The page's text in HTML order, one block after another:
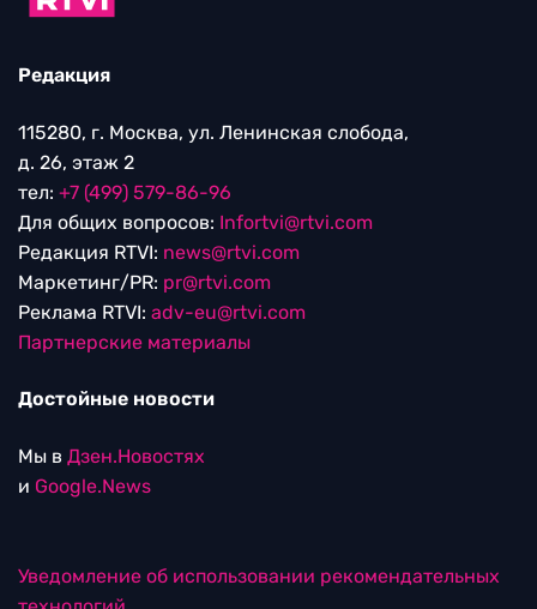
Редакция
115280, г. Москва, ул. Ленинская слобода,
д. 26, этаж 2
тел: +7 (499) 579-86-96
Для общих вопросов: Infortvi@rtvi.com
Редакция RTVI: news@rtvi.com
Маркетинг/PR: pr@rtvi.com
Реклама RTVI: adv-eu@rtvi.com
Партнерские материалы
Достойные новости
Мы в Дзен.Новостях
и Google.News
Уведомление об использовании рекомендательных